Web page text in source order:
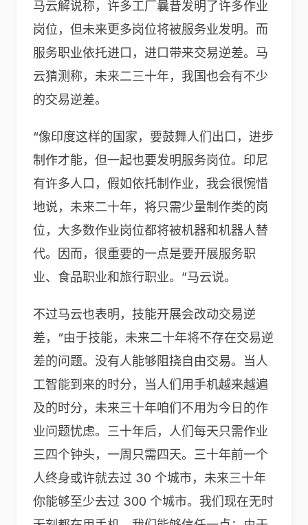
马云解说称，许多工厂曩昔发明了许多作业
岗位，但未来更多岗位将被服务业发明。而
服务职业依托进口，进口带来交易逆差。马
云猜测称，未来二三十年，我国也会有不少
的交易逆差。
“像印度这样的国家，要鼓舞人们出口，进步
制作才能，但一起也要发明服务岗位。印尼
有许多人口，假如依托制作业，我会很惋惜
地说，未来二十年，将只需少量制作类的岗
位，大多数作业岗位都将被机器和机器人替
代。因而，很重要的一点是要开展服务职
业、食品职业和旅行职业。”马云说。
不过马云也表明，技能开展会改动交易逆
差，“由于技能，未来二十年将不存在交易逆
差的问题。没有人能够阻挠自由交易。当人
工智能到来的时分，当人们用手机越来越遍
及的时分，未来三十年咱们不用为今日的作
业问题忧虑。三十年后，人们每天只需作业
三四个钟头，一周只需四天。三十年前一个
人终身或许就去过 30 个城市，未来三十年
你能够至少去过 300 个城市。我们现在无时